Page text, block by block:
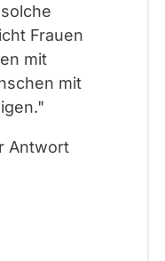
Frauen
mit
mit
Antwort